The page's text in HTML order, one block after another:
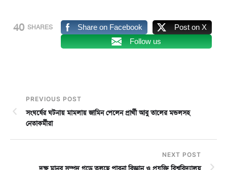
40 SHARES Share on Facebook
Post on X
Follow us
PREVIOUS POST
সংঘর্ষের ঘটনায় মামলায় জামিন পেলেন প্রার্থী আবু তালের মন্ডলসহ
নেতাকর্মীরা
NEXT POST